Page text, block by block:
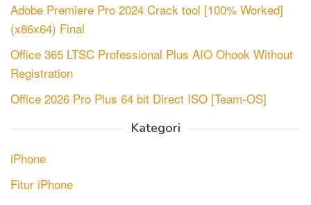
Adobe Premiere Pro 2024 Crack tool [100% Worked]
(x86x64) Final
Office 365 LTSC Professional Plus AIO Ohook Without
Registration
Office 2026 Pro Plus 64 bit Direct ISO [Team-OS]
Kategori
iPhone
Fitur iPhone